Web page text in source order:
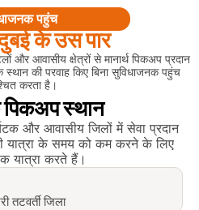
पहुंच
के उस पार
और आवासीय क्षेत्रों से मानार्थ पिकअप प्रदान
की परवाह किए बिना सुविधाजनक पहुंच
करता है।
पिकअप स्थान
और आवासीय जिलों में सेवा प्रदान
यात्रा के समय को कम करने के लिए
यात्रा करते हैं।
तटवर्ती जिला